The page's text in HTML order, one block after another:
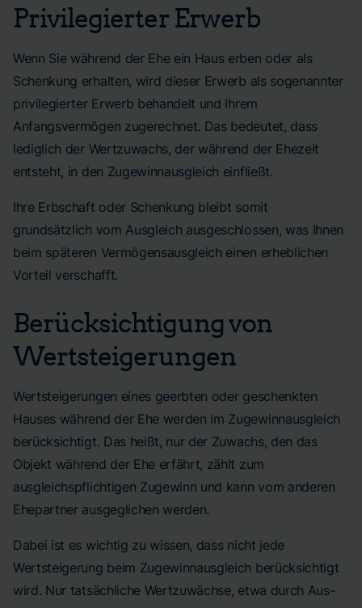
Privilegierter Erwerb
Wenn Sie während der Ehe ein Haus erben oder als
Schenkung erhalten, wird dieser Erwerb als sogenannter
privilegierter Erwerb behandelt und Ihrem
Anfangsvermögen zugerechnet. Das bedeutet, dass
lediglich der Wertzuwachs, der während der Ehezeit
entsteht, in den Zugewinnausgleich einfließt.
Ihre Erbschaft oder Schenkung bleibt somit
grundsätzlich vom Ausgleich ausgeschlossen, was Ihnen
beim späteren Vermögensausgleich einen erheblichen
Vorteil verschafft.
Berücksichtigung von
Wertsteigerungen
Wertsteigerungen eines geerbten oder geschenkten
Hauses während der Ehe werden im Zugewinnausgleich
berücksichtigt. Das heißt, nur der Zuwachs, den das
Objekt während der Ehe erfährt, zählt zum
ausgleichspflichtigen Zugewinn und kann vom anderen
Ehepartner ausgeglichen werden.
Dabei ist es wichtig zu wissen, dass nicht jede
Wertsteigerung beim Zugewinnausgleich berücksichtigt
wird. Nur tatsächliche Wertzuwächse, etwa durch Aus-